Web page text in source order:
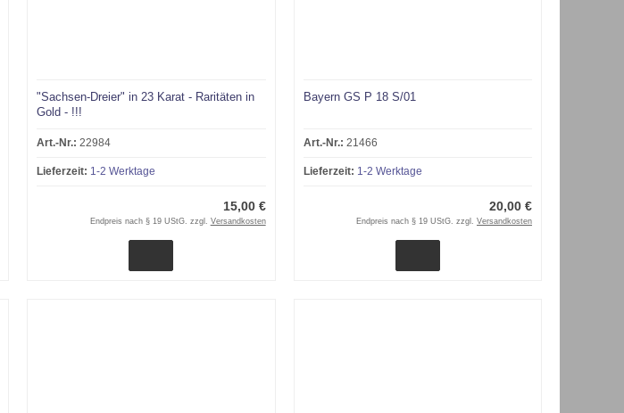
"Sachsen-Dreier" in 23 Karat - Raritäten in
Gold - !!!
Art.-Nr.: 22984
Lieferzeit: 1-2 Werktage
15,00 €
Endpreis nach § 19 UStG. zzgl. Versandkosten
Bayern GS P 18 S/01
Art.-Nr.: 21466
Lieferzeit: 1-2 Werktage
20,00 €
Endpreis nach § 19 UStG. zzgl. Versandkosten